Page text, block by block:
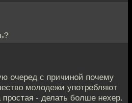
очеред с причиной почему
молодежи употребляют
простая - делать болше нехер.